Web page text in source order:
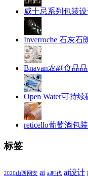
威士忌系列包装设
Inverroche 石灰石
Bnavan农副食品
Open Water可持
reticello葡萄酒包
标签
2020山西网安 ai ai时代 ai设计